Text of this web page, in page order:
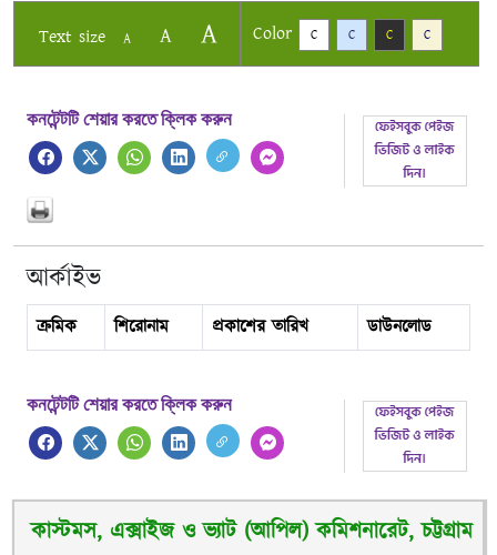
Text size A A A Color C C C C
কনটেন্টটি শেয়ার করতে ক্লিক করুন
আর্কাইভ
ক্রমিক শিরোনাম প্রকাশের তারিখ ডাউনলোড
কনটেন্টটি শেয়ার করতে ক্লিক করুন
কাস্টমস, এক্সাইজ ও ভ্যাট (আপিল) কমিশনারেট, চট্টগ্রাম